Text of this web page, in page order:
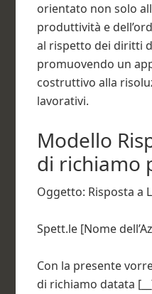
orientato non solo
produttività e
al rispetto dei diritti
promuovendo un
costruttivo alla
lavorativi.
Modello
di richiamo
Oggetto: Risposta a
Spett.le [Nome
Con la presente
di richiamo datata